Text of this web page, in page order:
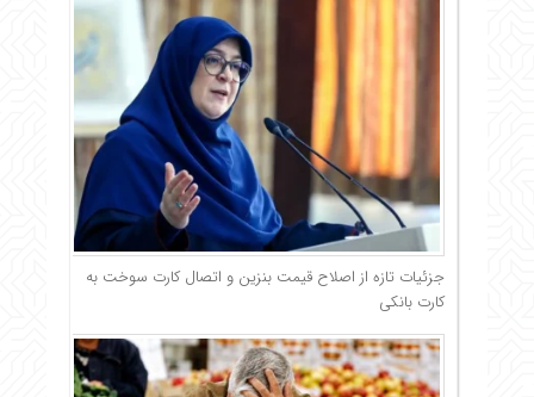
جزئیات تازه از اصلاح قیمت بنزین و اتصال کارت سوخت به
کارت بانکی